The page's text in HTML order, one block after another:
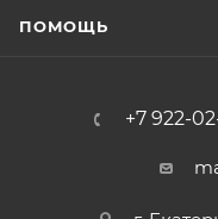
ПОМОЩЬ
+7 922-